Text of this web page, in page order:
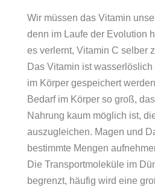
Wir müssen das Vitamin
denn im Laufe der Evolution
es verlernt, Vitamin C selber
Das Vitamin ist
im Körper gespeichert
Bedarf im Körper so groß,
Nahrung kaum möglich ist,
auszugleichen. Magen und
bestimmte Mengen
Die Transportmoleküle im
begrenzt, häufig wird eine